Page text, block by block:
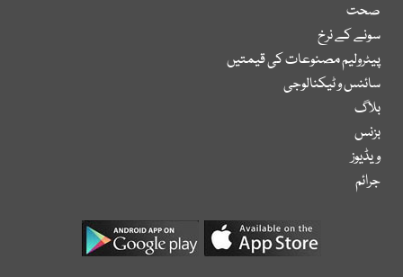
صحت
سونے کے نرخ
پیٹرولیم مصنوعات کی قیمتیں
سائنس و ٹیکنالوجی
بلاگ
بزنس
ویڈیوز
جرائم